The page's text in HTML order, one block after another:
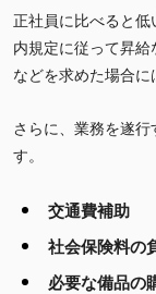
正社員に比べると
内規定に従って昇
などを求めた場合に
さらに、業務を遂
す。
交通費補助
社会保険料の
必要な備品の